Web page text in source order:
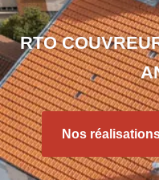
RTO COUVREU
A
Nos